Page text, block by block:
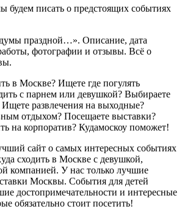
будем писать о предстоящих событиях
праздной…». Описание, дата
фотографии и отзывы. Всё о
в Москве? Ищете где погулять
с парнем или девушкой? Выбираете
Ищете развлечения на выходные?
отдыхом? Посещаете выставки?
на корпоратив? Кудамоскоу поможет!
сайт о самых интересных событиях
сходить в Москве с девушкой,
компанией. У нас только лучшие
Москвы. События для детей
достопримечательности и интересные
обязательно стоит посетить!